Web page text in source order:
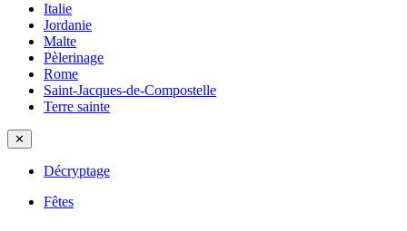
Italie
Jordanie
Malte
Pèlerinage
Rome
Saint-Jacques-de-Compostelle
Terre sainte
✕
Décryptage
Fêtes